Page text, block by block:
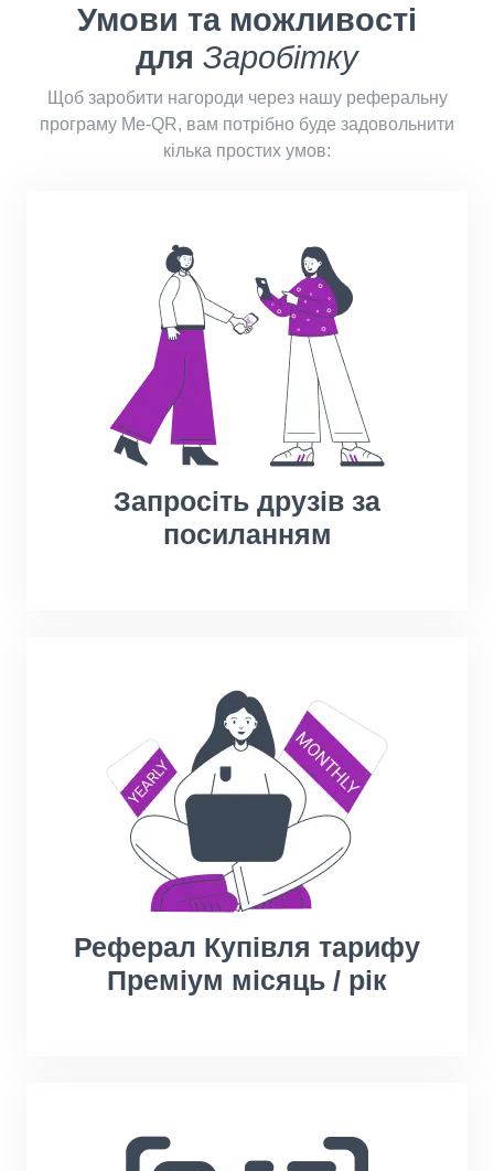
Умови та можливості
для Заробітку
Щоб заробити нагороди через нашу реферальну
програму Me-QR, вам потрібно буде задовольнити
кілька простих умов:
Запросіть друзів за
посиланням
Реферал Купівля тарифу
Преміум місяць / рік